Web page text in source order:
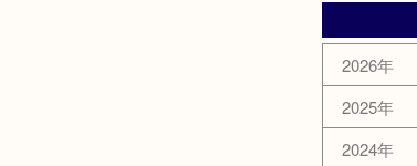
2026年
2025年
2024年